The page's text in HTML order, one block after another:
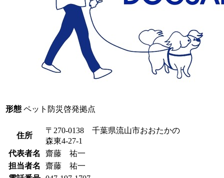
形態 ペット防災啓発拠点
住所
〒270-0138 千葉県流山市おおたかの
森東4-27-1
代表者名
齋藤 祐一
担当者名
齋藤 祐一